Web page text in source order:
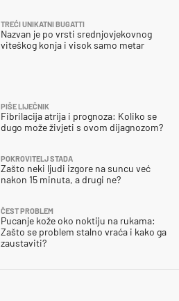
PIŠE LIJEČNIK
Fibrilacija atrija i prognoza: Koliko se
dugo može živjeti s ovom dijagnozom?
POKROVITELJ STADA
Zašto neki ljudi izgore na suncu već
nakon 15 minuta, a drugi ne?
ČEST PROBLEM
Pucanje kože oko noktiju na rukama:
Zašto se problem stalno vraća i kako ga
zaustaviti?
TREĆI UNIKATNI BUGATTI
Nazvan je po vrsti srednjovjekovnog
viteškog konja i visok samo metar